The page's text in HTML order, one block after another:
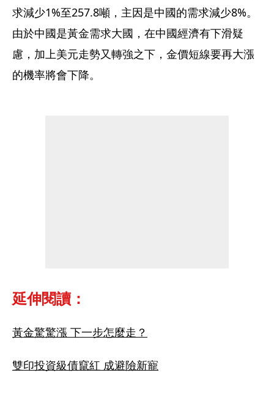
求減少1%至257.8噸，主因是中國的需求減少8%。
由於中國是黃金需求大國，在中國經濟有下滑疑
慮，加上美元走勢又轉強之下，金價短線要再大漲
的機率將會下降。
延伸閱讀：
黃金驚驚漲 下一步怎麼走？
雙印投資級債竄紅 成避險新寵